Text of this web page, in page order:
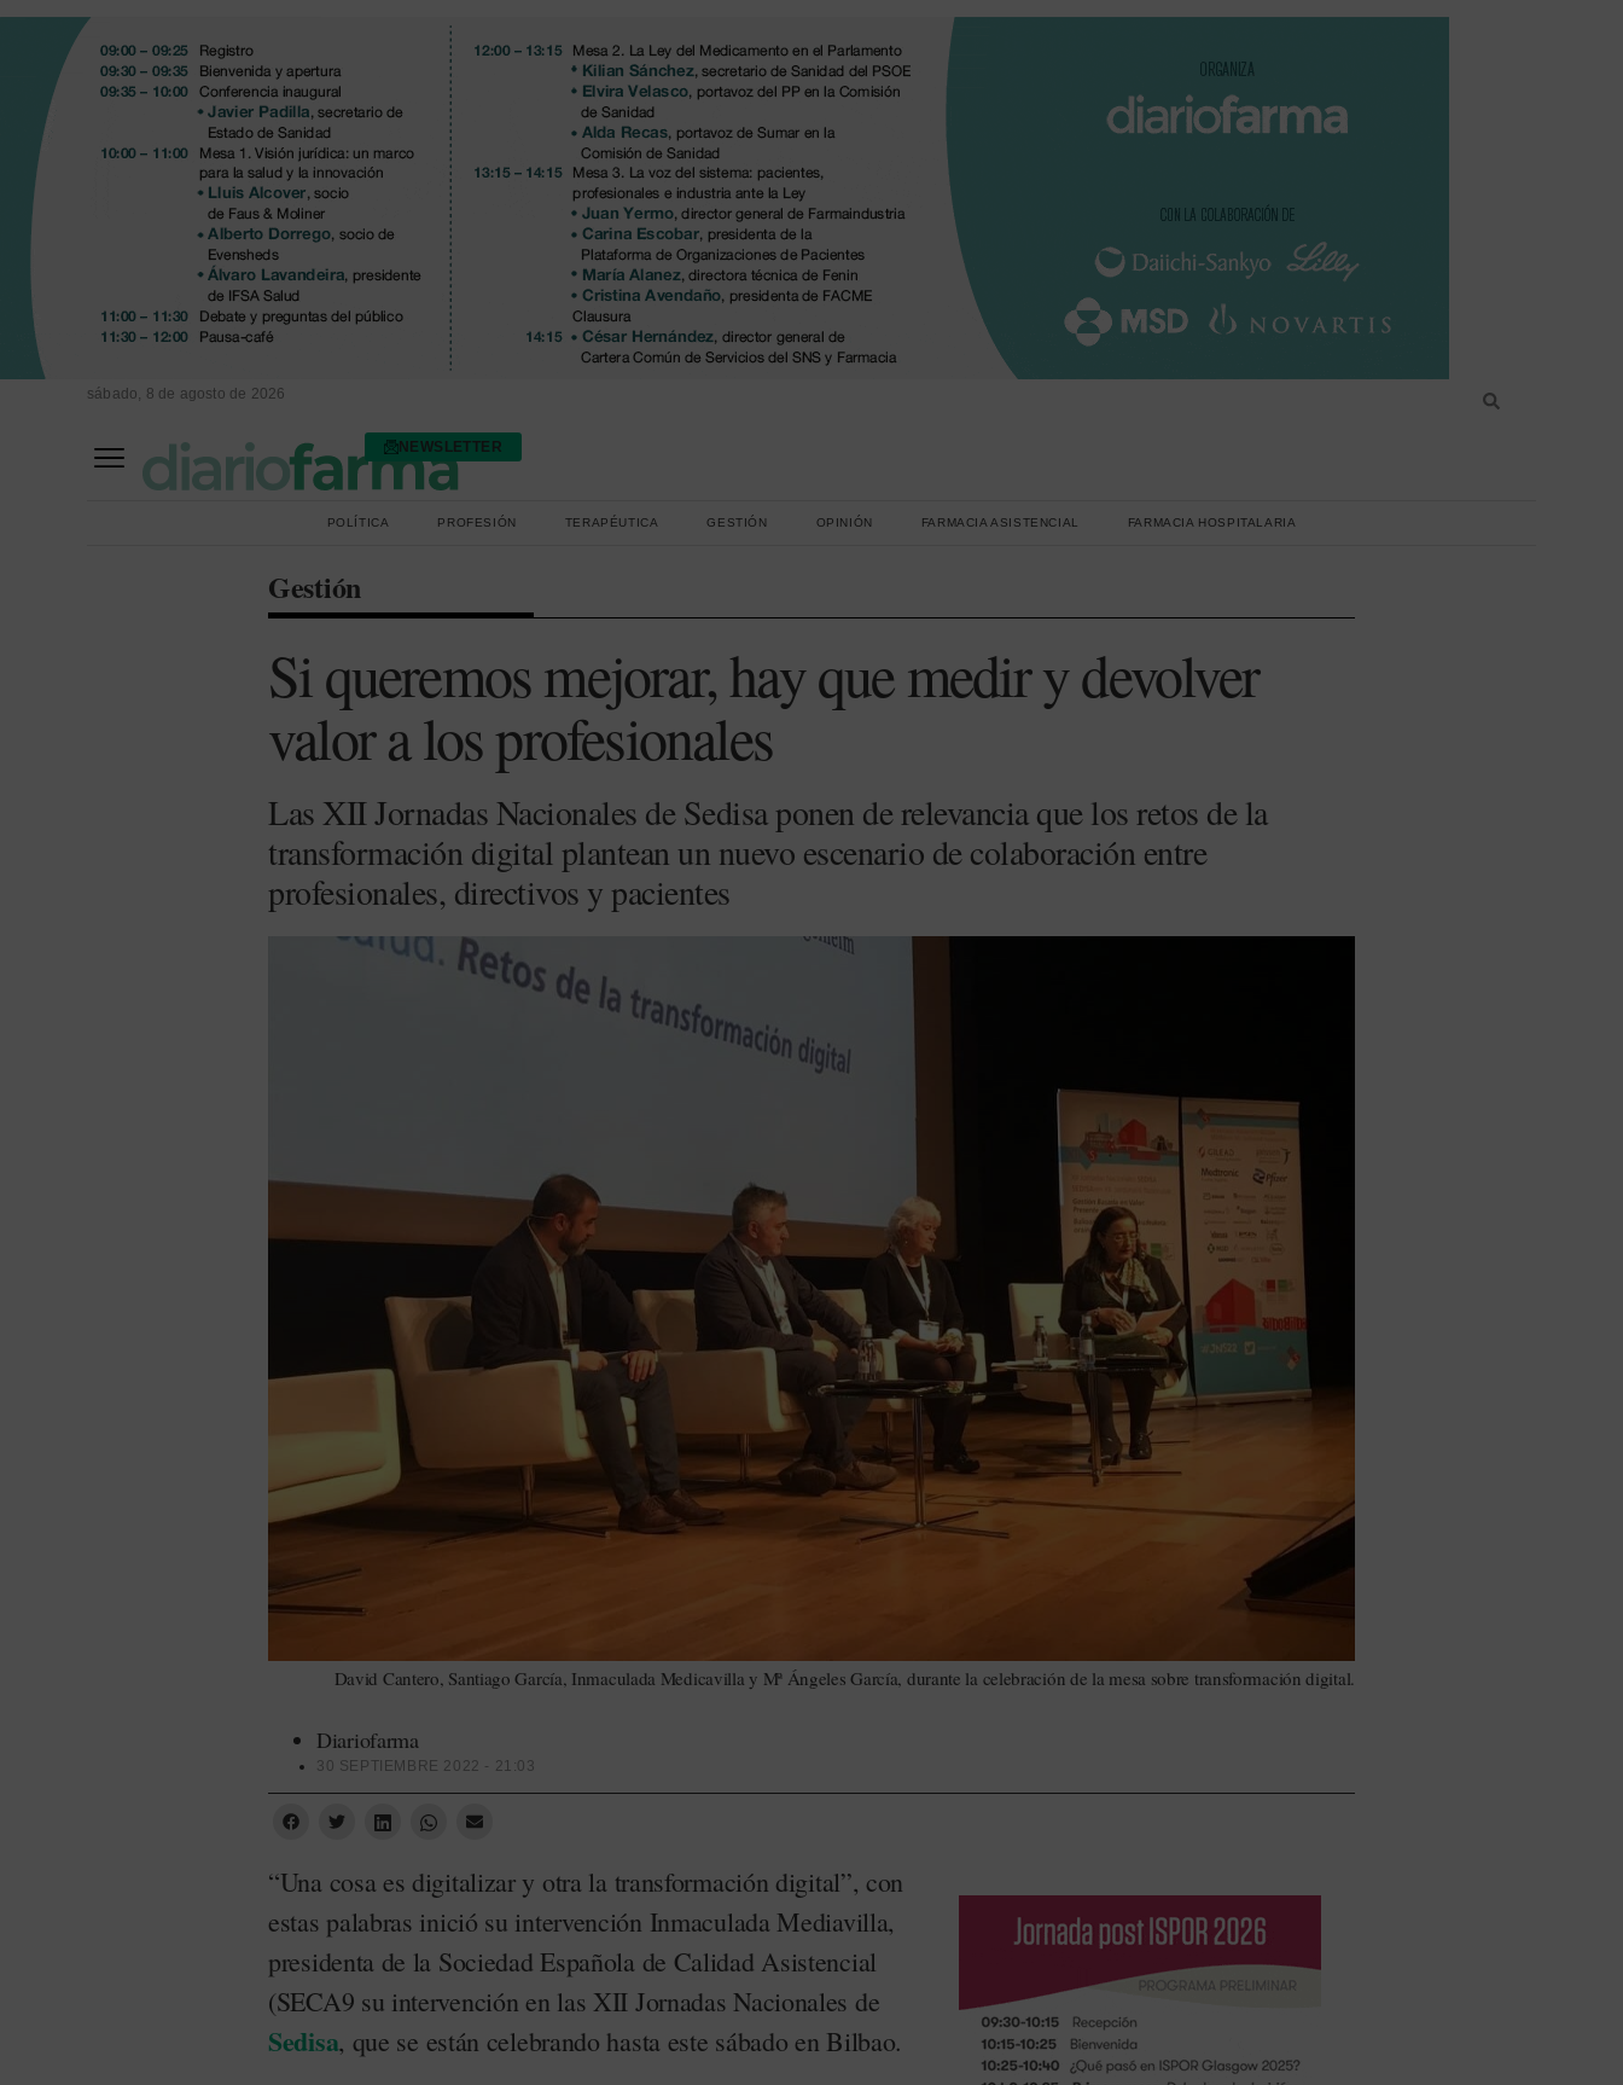
sábado, 8 de agosto de 2026
NEWSLETTER
POLÍTICA PROFESIÓN TERAPÉUTICA GESTIÓN OPINIÓN FARMACIA ASISTENCIAL FARMACIA HOSPITALARIA
Gestión
Si queremos mejorar, hay que medir y devolver
valor a los profesionales
Las XII Jornadas Nacionales de Sedisa ponen de relevancia que los retos de la
transformación digital plantean un nuevo escenario de colaboración entre
profesionales, directivos y pacientes
David Cantero, Santiago García, Inmaculada Medicavilla y Mª Ángeles García, durante la celebración de la mesa sobre transformación digital.
Diariofarma
30 SEPTIEMBRE 2022 - 21:03
“Una cosa es digitalizar y otra la transformación digital”, con
estas palabras inició su intervención Inmaculada Mediavilla,
presidenta de la Sociedad Española de Calidad Asistencial
(SECA9 su intervención en las XII Jornadas Nacionales de
Sedisa, que se están celebrando hasta este sábado en Bilbao.